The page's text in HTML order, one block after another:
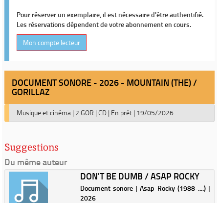
Pour réserver un exemplaire, il est nécessaire d'être authentifié.
Les réservations dépendent de votre abonnement en cours.
Mon compte lecteur
DOCUMENT SONORE - 2026 - MOUNTAIN (THE) /
GORILLAZ
Musique et cinéma | 2 GOR | CD | En prêt | 19/05/2026
Suggestions
Du même auteur
DON'T BE DUMB / ASAP ROCKY
Document sonore | Asap Rocky (1988-....) |
2026